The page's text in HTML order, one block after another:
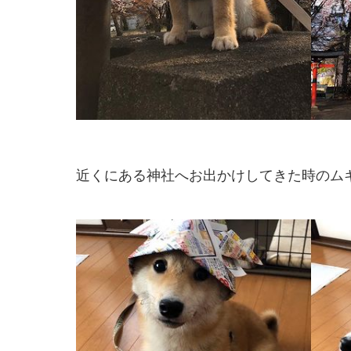
近くにある神社へお出かけしてきた時のム